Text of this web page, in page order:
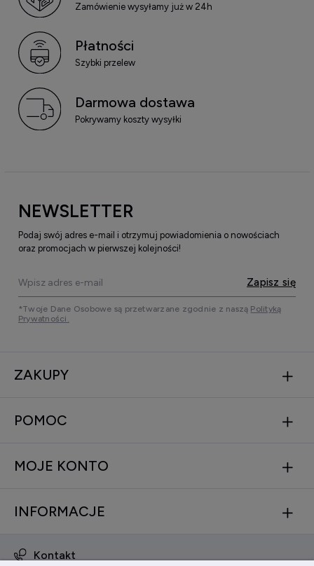
Zamówienie wysyłamy już w 24h
Płatności
Szybki przelew
Darmowa dostawa
Pokrywamy koszty wysyłki
NEWSLETTER
Podaj swój adres e-mail i otrzymuj powiadomienia o nowościach
oraz promocjach w pierwszej kolejności!
Zapisz się
*Twoje Dane Osobowe są przetwarzane zgodnie z naszą Polityką
Prywatności.
ZAKUPY
POMOC
MOJE KONTO
INFORMACJE
Kontakt